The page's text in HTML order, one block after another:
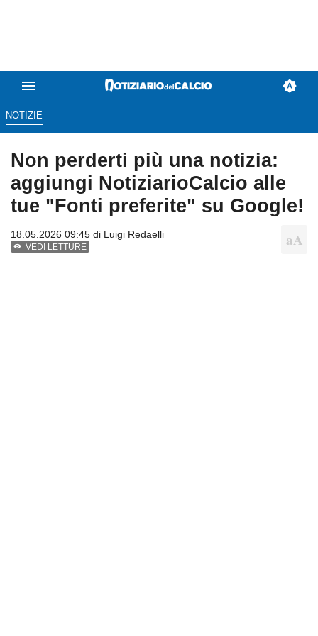
NOTIZIE
Non perderti più una notizia:
aggiungi NotiziarioCalcio alle
tue "Fonti preferite" su Google!
18.05.2026 09:45 di Luigi Redaelli
VEDI LETTURE